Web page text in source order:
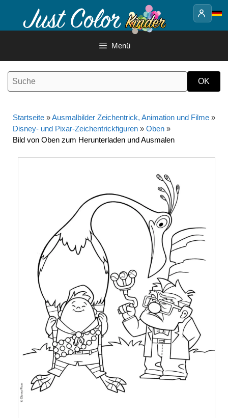
Inhalt
Menü
Startseite »Ausmalbilder Zeichentrick, Animation und Filme »
Disney- und Pixar-Zeichentrickfiguren » Oben »
Bild von Oben zum Herunterladen und Ausmalen